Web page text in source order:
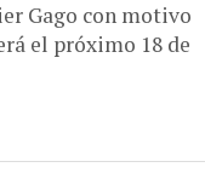
Gago con motivo
el próximo 18 de